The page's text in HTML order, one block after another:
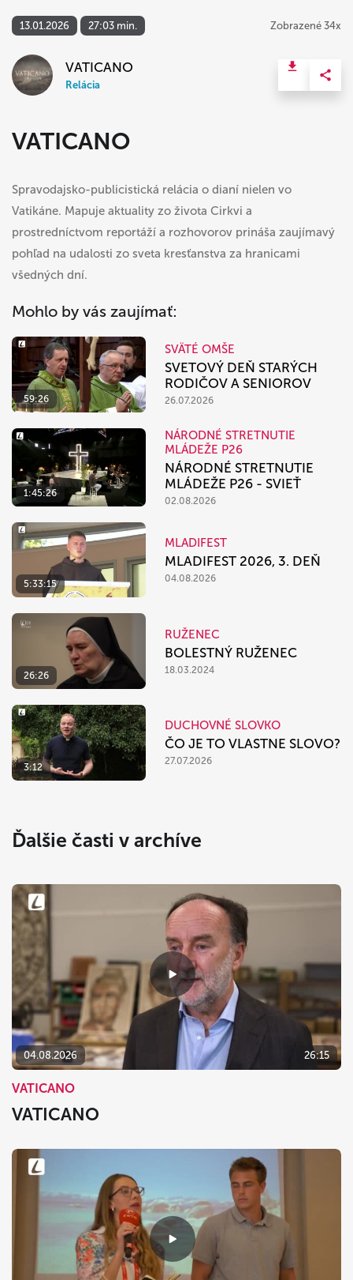
13.01.2026 27:03 min. Zobrazené 34x
VATICANO
Relácia
VATICANO
Spravodajsko-publicistická relácia o dianí nielen vo
Vatikáne. Mapuje aktuality zo života Cirkvi a
prostredníctvom reportáží a rozhovorov prináša zaujímavý
pohľad na udalosti zo sveta kresťanstva za hranicami
všedných dní.
Mohlo by vás zaujímať:
59:26
SVÄTÉ OMŠE
SVETOVÝ DEŇ STARÝCH
RODIČOV A SENIOROV
26.07.2026
1:45:26
NÁRODNÉ STRETNUTIE
MLÁDEŽE P26
NÁRODNÉ STRETNUTIE
MLÁDEŽE P26 - SVIEŤ
02.08.2026
5:33:15
MLADIFEST
MLADIFEST 2026, 3. DEŇ
04.08.2026
26:26
RUŽENEC
BOLESTNÝ RUŽENEC
18.03.2024
3:12
DUCHOVNÉ SLOVKO
ČO JE TO VLASTNE SLOVO?
27.07.2026
Ďalšie časti v archíve
04.08.2026 26:15
VATICANO
VATICANO